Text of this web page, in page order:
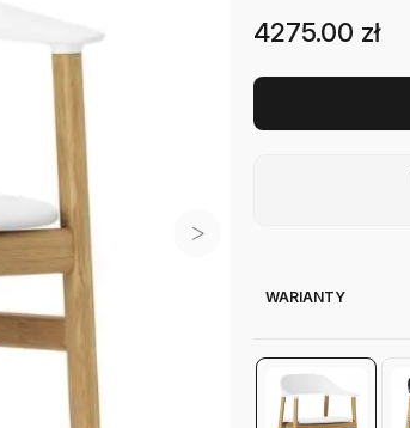
4275.00 zł
WARIANTY